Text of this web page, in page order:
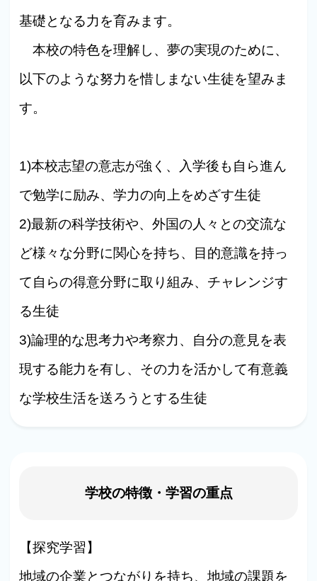
基礎となる力を育みます。
本校の特色を理解し、夢の実現のために、
以下のような努力を惜しまない生徒を望みま
す。
1)本校志望の意志が強く、入学後も自ら進ん
で勉学に励み、学力の向上をめざす生徒
2)最新の科学技術や、外国の人々との交流な
ど様々な分野に関心を持ち、目的意識を持っ
て自らの得意分野に取り組み、チャレンジす
る生徒
3)論理的な思考力や考察力、自分の意見を表
現する能力を有し、その力を活かして有意義
な学校生活を送ろうとする生徒
学校の特徴・学習の重点
【探究学習】
地域の企業とつながりを持ち、地域の課題を